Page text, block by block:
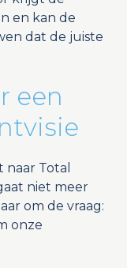
en kan de
dat de juiste
een
Total
niet meer
om de vraag:
onze